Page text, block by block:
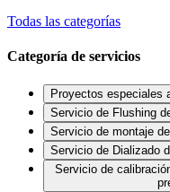
Todas las categorías
Categoría de servicios
Proyectos especiales
Servicio de Flushing
Servicio de montaje
Servicio de Dializado
Servicio de